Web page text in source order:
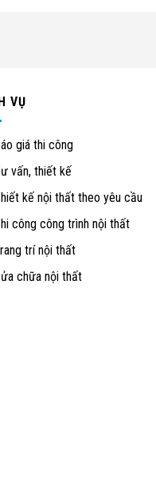
VỤ
giá thi công
vấn, thiết kế
kế nội thất theo yêu cầu
công công trình nội thất
trí nội thất
chữa nội thất